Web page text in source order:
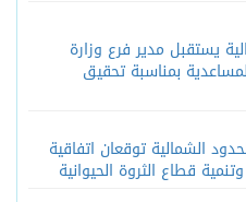
يستقبل مدير فرع وزارة
بمناسبة تحقيق
الشمالية توقعان اتفاقية
قطاع الثروة الحيوانية